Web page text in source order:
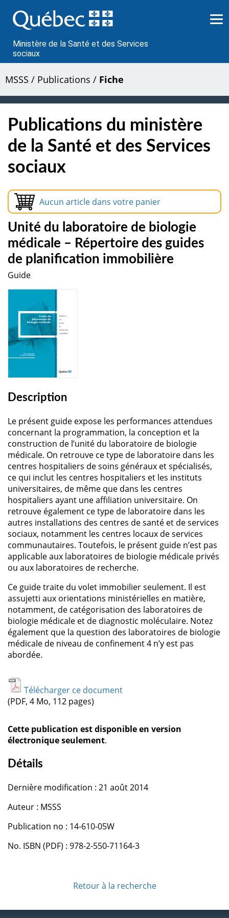
au
contenu
Ministère de la Santé et des Services
sociaux
MSSS / Publications / Fiche
Publications du ministère
de la Santé et des Services
sociaux
Aucun article dans votre panier
Unité du laboratoire de biologie
médicale – Répertoire des guides
de planification immobilière
Guide
Description
Le présent guide expose les performances attendues
concernant la programmation, la conception et la
construction de l’unité du laboratoire de biologie
médicale. On retrouve ce type de laboratoire dans les
centres hospitaliers de soins généraux et spécialisés,
ce qui inclut les centres hospitaliers et les instituts
universitaires, de même que dans les centres
hospitaliers ayant une affiliation universitaire. On
retrouve également ce type de laboratoire dans les
autres installations des centres de santé et de services
sociaux, notamment les centres locaux de services
communautaires. Toutefois, le présent guide n’est pas
applicable aux laboratoires de biologie médicale privés
ou aux laboratoires de recherche.
Ce guide traite du volet immobilier seulement. Il est
assujetti aux orientations ministérielles en matière,
notamment, de catégorisation des laboratoires de
biologie médicale et de diagnostic moléculaire. Notez
également que la question des laboratoires de biologie
médicale de niveau de confinement 4 n’y est pas
abordée.
Télécharger ce document
(PDF, 4 Mo, 112 pages)
Cette publication est disponible en version
électronique seulement.
Détails
Dernière modification : 21 août 2014
Auteur : MSSS
Publication no : 14-610-05W
No. ISBN (PDF) : 978-2-550-71164-3
Retour à la recherche